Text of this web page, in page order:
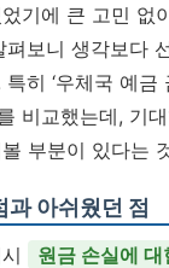
기에 큰 고민 없
보니 생각보다
히 ‘우체국 예금
비교했는데, 기
부분이 있다는
과 아쉬웠던 점
원금 손실에